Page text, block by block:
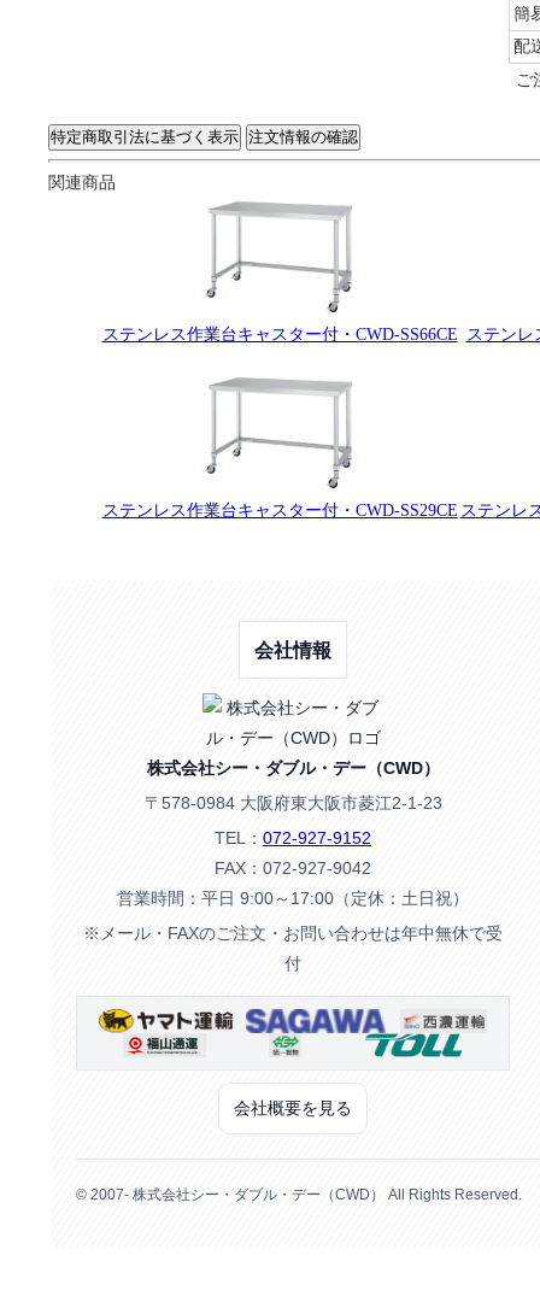
簡
配
ご
関連商品
ステンレス作業台キャスター付・CWD-SS66CE ステンレ
ステンレス作業台キャスター付・CWD-SS29CE ステンレ
会社情報
株式会社シー・ダブル・デー（CWD）
〒578-0984 大阪府東大阪市菱江2-1-23
TEL： 072-927-9152
FAX：072-927-9042
営業時間：平日 9:00～17:00（定休：土日祝）
※メール・FAXのご注文・お問い合わせは年中無休で受
付
会社概要を見る
© 2007- 株式会社シー・ダブル・デー（CWD） All Rights Reserved.